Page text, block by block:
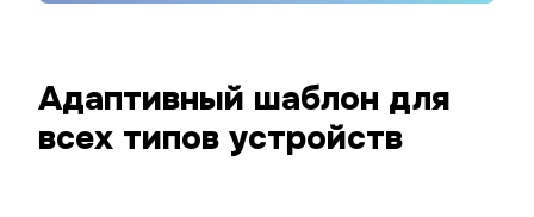
Адаптивный шаблон для
всех типов устройств